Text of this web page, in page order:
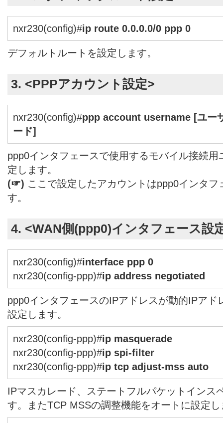
nxr230(config)#ip route 0.0.0.0/0 ppp 0
デフォルトルートを設定します。
3. <PPPアカウント設定>
nxr230(config)#ppp account username [ユー
ード]
ppp0インタフェースで使用するモバイル接続
定します。
(☞) ここで設定したアカウントはppp0インタ
す。
4. <WAN側(ppp0)インタフェース設
nxr230(config)#interface ppp 0
nxr230(config-ppp)#ip address negotiated
ppp0インタフェースのIPアドレスが動的IPアド
設定します。
nxr230(config-ppp)#ip masquerade
nxr230(config-ppp)#ip spi-filter
nxr230(config-ppp)#ip tcp adjust-mss auto
IPマスカレード、ステートフルパケットインス
す。またTCP MSSの調整機能をオートに設定